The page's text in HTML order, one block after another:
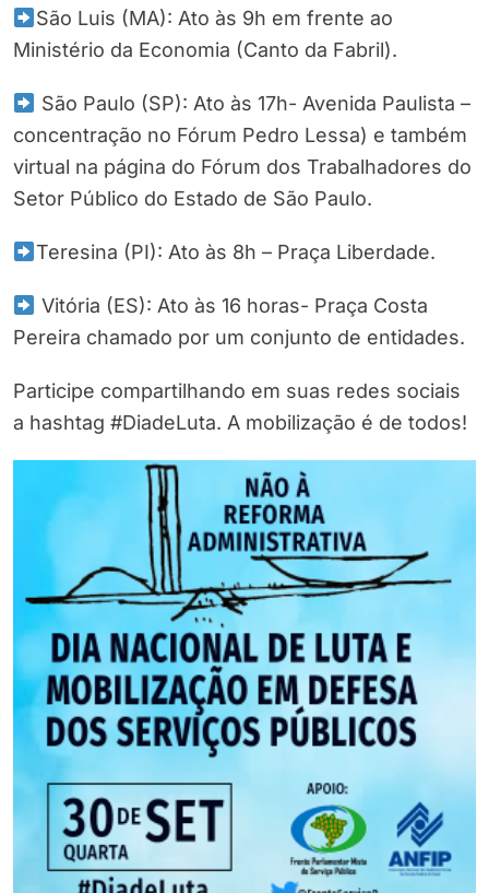
São Luis (MA): Ato às 9h em frente ao
Ministério da Economia (Canto da Fabril).
São Paulo (SP): Ato às 17h- Avenida Paulista –
concentração no Fórum Pedro Lessa) e também
virtual na página do Fórum dos Trabalhadores do
Setor Público do Estado de São Paulo.
Teresina (PI): Ato às 8h – Praça Liberdade.
Vitória (ES): Ato às 16 horas- Praça Costa
Pereira chamado por um conjunto de entidades.
Participe compartilhando em suas redes sociais
a hashtag #DiadeLuta. A mobilização é de todos!